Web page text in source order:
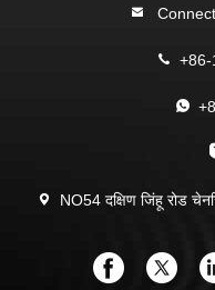
NO54 दक्षिण जिंहू रोड